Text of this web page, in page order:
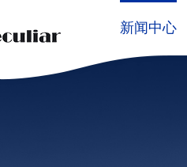
新闻中心